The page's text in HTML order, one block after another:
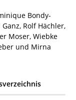
Bondy-
Rolf Hächler,
Moser, Wiebke
und Mirna